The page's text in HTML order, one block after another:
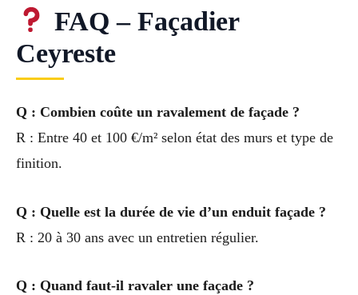
FAQ – Façadier
Ceyreste
Q : Combien coûte un ravalement de façade ?
R : Entre 40 et 100 €/m² selon état des murs et type de
finition.
Q : Quelle est la durée de vie d’un enduit façade ?
R : 20 à 30 ans avec un entretien régulier.
Q : Quand faut-il ravaler une façade ?